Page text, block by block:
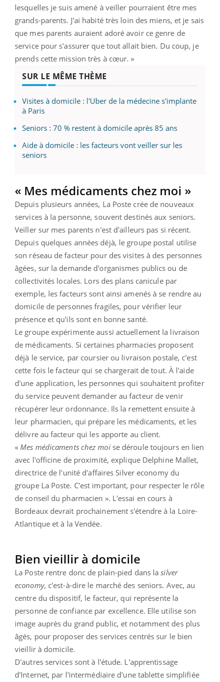
lesquelles je suis amené à veiller pourraient être mes
grands-parents. J'ai habité très loin des miens, et je sais
que mes parents auraient adoré avoir ce genre de
service pour s'assurer que tout allait bien. Du coup, je
prends cette mission très à cœur. »
SUR LE MÊME THÈME
Visites à domicile : l'Uber de la médecine s'implante
à Paris
Seniors : 70 % restent à domicile après 85 ans
Aide à domicile : les facteurs vont veiller sur les
seniors
« Mes médicaments chez moi »
Depuis plusieurs années, La Poste crée de nouveaux
services à la personne, souvent destinés aux seniors.
Veiller sur mes parents n'est d'ailleurs pas si récent.
Depuis quelques années déjà, le groupe postal utilise
son réseau de facteur pour des visites à des personnes
âgées, sur la demande d'organismes publics ou de
collectivités locales. Lors des plans canicule par
exemple, les facteurs sont ainsi amenés à se rendre au
domicile de personnes fragiles, pour vérifier leur
présence et qu'ils sont en bonne santé.
Le groupe expérimente aussi actuellement la livraison
de médicaments. Si certaines pharmacies proposent
déjà le service, par coursier ou livraison postale, c'est
cette fois le facteur qui se chargerait de tout. À l'aide
d'une application, les personnes qui souhaitent profiter
du service peuvent demander au facteur de venir
récupérer leur ordonnance. Ils la remettent ensuite à
leur pharmacien, qui prépare les médicaments, et les
délivre au facteur qui les apporte au client.
«Mes médicaments chez moise déroule toujours en lien
avec l'officine de proximité, explique Delphine Mallet,
directrice de l'unité d'affaires Silver economy du
groupe La Poste. C'est important, pour respecter le rôle
de conseil du pharmacien ». L'essai en cours à
Bordeaux devrait prochainement s'étendre à la Loire-
Atlantique et à la Vendée.
Bien vieillir à domicile
La Poste rentre donc de plain-pied dans lasilver
economy, c'est-à-dire le marché des seniors. Avec, au
centre du dispositif, le facteur, qui représente la
personne de confiance par excellence. Elle utilise son
image auprès du grand public, et notamment des plus
âgés, pour proposer des services centrés sur le bien
vieillir à domicile.
D'autres services sont à l'étude. L'apprentissage
d'Internet, par l'intermédiaire d'une tablette simplifiée